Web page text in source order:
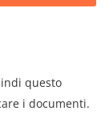
questo
i documenti.